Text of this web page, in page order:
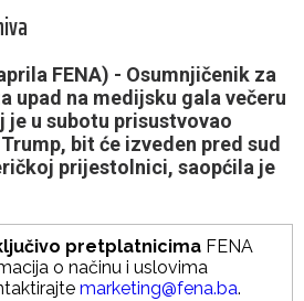
FENA) - Osumnjičenik za
upad na medijsku gala večeru
je u subotu prisustvovao
bit će izveden pred sud
prijestolnici, saopćila je
pretplatnicima FENA
o načinu i uslovima
marketing@fena.ba.